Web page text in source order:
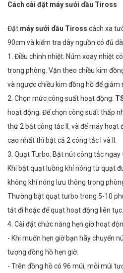
Cách cài đặt máy sưởi dầu Tiross
Đặt máy sưởi dầu Tiross cách xa
90cm và kiểm tra dây nguồn có đủ
1. Điều chỉnh nhiệt: Núm xoay nhiệt
trong phòng. Vặn theo chiều kim
và ngược chiều kim đồng hồ để giảm
2. Chọn mức công suất hoạt động:
hoạt động. Để chọn công suất thấp
thứ 2 bật công tắc II, và để máy
cao nhất thì bật cả 2 công tắc I và II.
3. Quạt Turbo: Bật nút công tắc
Khi bật quạt luồng khí nóng từ quạt
không khí nóng lưu thông trong
Thường bật quạt turbo trong 5-10
tắt đi hoặc để quạt hoạt động liên tục.
4. Cài đặt chức năng hẹn giờ hoạt
- Khi muốn hẹn giờ bạn hãy chuyển
tượng đồng hồ hẹn giờ.
- Trên đồng hồ có 96 múi, mỗi múi